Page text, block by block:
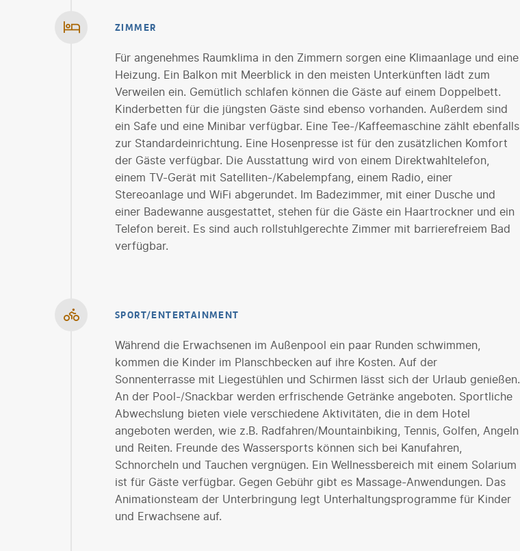
ZIMMER
Für angenehmes Raumklima in den Zimmern sorgen eine Klimaanlage und eine
Heizung. Ein Balkon mit Meerblick in den meisten Unterkünften lädt zum
Verweilen ein. Gemütlich schlafen können die Gäste auf einem Doppelbett.
Kinderbetten für die jüngsten Gäste sind ebenso vorhanden. Außerdem sind
ein Safe und eine Minibar verfügbar. Eine Tee-/Kaffeemaschine zählt ebenfalls
zur Standardeinrichtung. Eine Hosenpresse ist für den zusätzlichen Komfort
der Gäste verfügbar. Die Ausstattung wird von einem Direktwahltelefon,
einem TV-Gerät mit Satelliten-/Kabelempfang, einem Radio, einer
Stereoanlage und WiFi abgerundet. Im Badezimmer, mit einer Dusche und
einer Badewanne ausgestattet, stehen für die Gäste ein Haartrockner und ein
Telefon bereit. Es sind auch rollstuhlgerechte Zimmer mit barrierefreiem Bad
verfügbar.
SPORT/ENTERTAINMENT
Während die Erwachsenen im Außenpool ein paar Runden schwimmen,
kommen die Kinder im Planschbecken auf ihre Kosten. Auf der
Sonnenterrasse mit Liegestühlen und Schirmen lässt sich der Urlaub genießen.
An der Pool-/Snackbar werden erfrischende Getränke angeboten. Sportliche
Abwechslung bieten viele verschiedene Aktivitäten, die in dem Hotel
angeboten werden, wie z.B. Radfahren/Mountainbiking, Tennis, Golfen, Angeln
und Reiten. Freunde des Wassersports können sich bei Kanufahren,
Schnorcheln und Tauchen vergnügen. Ein Wellnessbereich mit einem Solarium
ist für Gäste verfügbar. Gegen Gebühr gibt es Massage-Anwendungen. Das
Animationsteam der Unterbringung legt Unterhaltungsprogramme für Kinder
und Erwachsene auf.